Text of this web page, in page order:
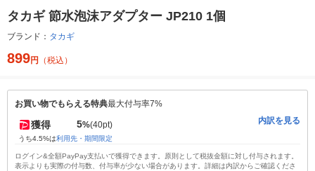
タカギ 節水泡沫アダプター JP210 1個
ブランド： タカギ
899円 （税込）
お買い物でもらえる特典最大付与率7%
獲得 5%(40pt)
うち4.5%は利用先・期間限定
内訳を見る
ログイン&全額PayPay支払いで獲得できます。原則として税抜金額に対し付与されます。
表示よりも実際の付与数、付与率が少ない場合があります。詳細は内訳からご確認くださ